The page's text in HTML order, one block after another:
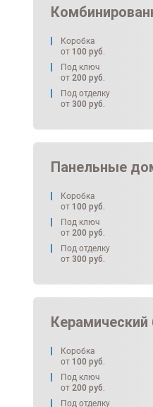
Коробка
от 100 руб.
Под ключ
от 200 руб.
Под отделку
от 300 руб.
Панельные
Коробка
от 100 руб.
Под ключ
от 200 руб.
Под отделку
от 300 руб.
Керамический
Коробка
от 100 руб.
Под ключ
от 200 руб.
Под отделку